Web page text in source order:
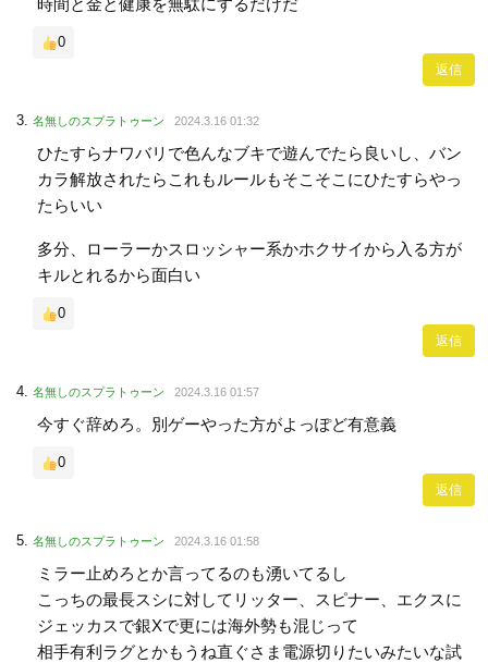
時間と金と健康を無駄にするだけだ
0
返信
名無しのスプラトゥーン 2024.3.16 01:32
ひたすらナワバリで色んなブキで遊んでたら良いし、バン
カラ解放されたらこれもルールもそこそこにひたすらやっ
たらいい
多分、ローラーかスロッシャー系かホクサイから入る方が
キルとれるから面白い
0
返信
名無しのスプラトゥーン 2024.3.16 01:57
今すぐ辞めろ。別ゲーやった方がよっぽど有意義
0
返信
名無しのスプラトゥーン 2024.3.16 01:58
ミラー止めろとか言ってるのも湧いてるし
こっちの最長スシに対してリッター、スピナー、エクスに
ジェッカスで銀Xで更には海外勢も混じって
相手有利ラグとかもうね直ぐさま電源切りたいみたいな試